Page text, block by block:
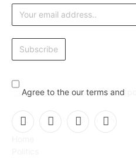
Agree to the our terms and
Facebook
X
InstagramPinterest